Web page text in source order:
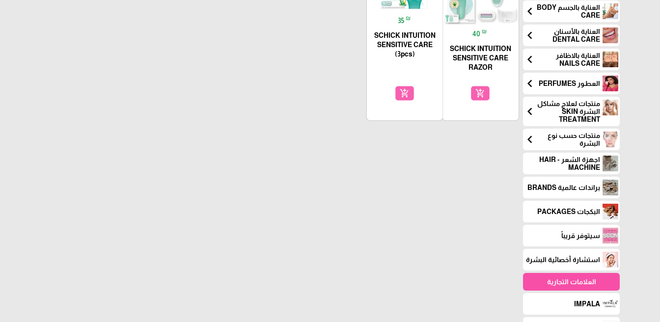
العناية بالجسم BODY
CARE
chevron_left
العناية بالأسنان
DENTAL CARE
chevron_left
العناية بالاظافر
NAILS CARE
chevron_left
العطـور PERFUMES chevron_left
منتجات لعلاج مشاكل
البشرة SKIN
TREATMENT
chevron_left
منتجات حسب نوع
البشرة
chevron_left
اجهزة الشعر - HAIR
MACHINE
براندات عالمية BRANDS
البكجات PACKAGES
سيتوفر قريباً
استشارة آخصائية البشرة
العلامات التجارية
IMPALA
40 ₪
SCHICK INTUITION
SENSITIVE CARE
RAZOR
add_shopping_cart
35 ₪
SCHICK INTUITION
SENSITIVE CARE
(3pcs)
add_shopping_cart